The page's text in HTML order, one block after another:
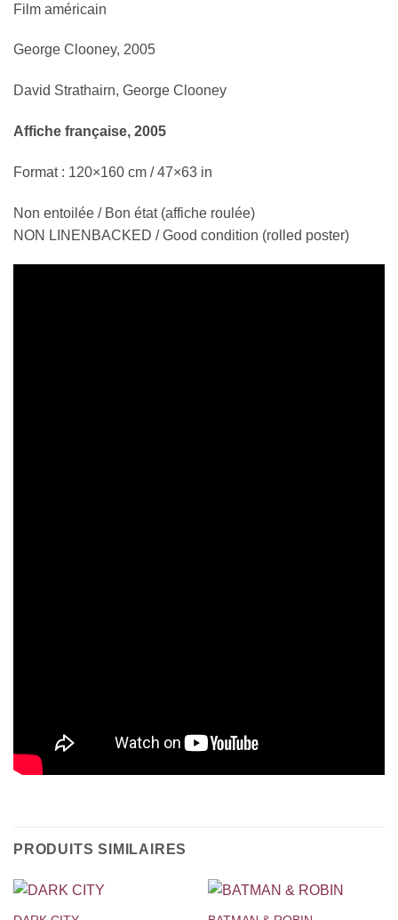
Film américain
George Clooney, 2005
David Strathairn, George Clooney
Affiche française, 2005
Format : 120×160 cm / 47×63 in
Non entoilée / Bon état (affiche roulée)
NON LINENBACKED / Good condition (rolled poster)
PRODUITS SIMILAIRES